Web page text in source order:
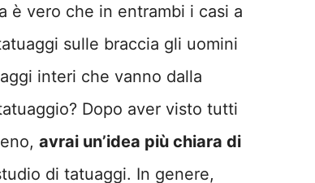
è vero che in entrambi i casi a
sulle braccia gli uomini
interi che vanno dalla
Dopo aver visto tutti
avrai un’idea più chiara di
di tatuaggi. In genere,